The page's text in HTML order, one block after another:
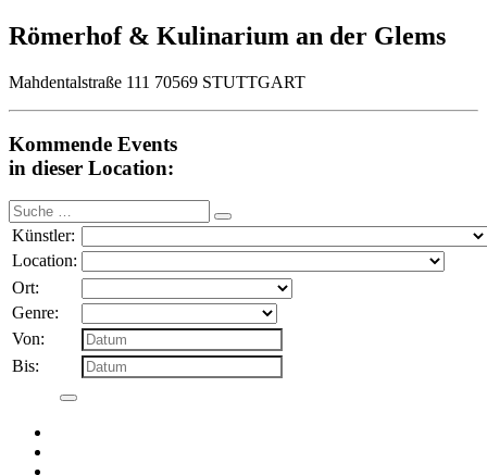
Römerhof & Kulinarium an der Glems
Mahdentalstraße 111 70569 STUTTGART
Kommende Events
in dieser Location:
Suche
nach:
Künstler:
Location:
Ort:
Genre:
Von:
Bis: